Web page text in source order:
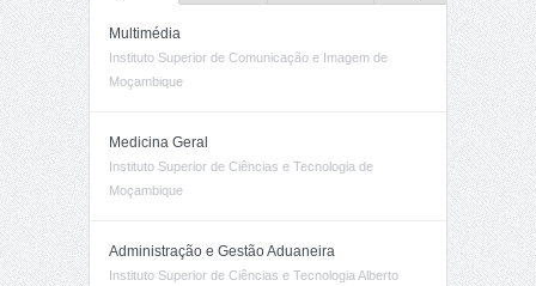
Multimédia
Instituto Superior de Comunicação e Imagem de
Moçambique
Medicina Geral
Instituto Superior de Ciências e Tecnologia de
Moçambique
Administração e Gestão Aduaneira
Instituto Superior de Ciências e Tecnologia Alberto